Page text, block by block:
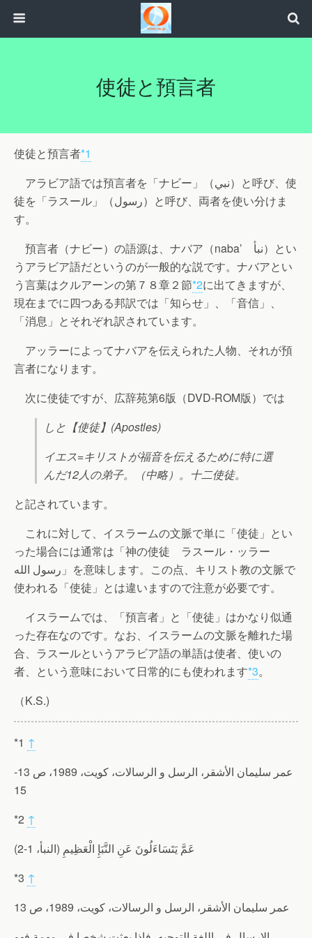
使徒と預言者
使徒と預言者*1
アラビア語では預言者を「ナビー」（نبي）と呼び、使
徒を「ラスール」（رسول）と呼び、両者を使い分けま
す。
預言者（ナビー）の語源は、ナバア（naba’ نبأ）とい
うアラビア語だというのが一般的な説です。ナバアとい
う言葉はクルアーンの第７８章２節*2に出てきますが、
現在までに四つある邦訳では「知らせ」、「音信」、
「消息」とそれぞれ訳されています。
アッラーによってナバアを伝えられた人物、それが預
言者になります。
次に使徒ですが、広辞苑第6版（DVD-ROM版）では
しと【使徒】(Apostles)
イエス=キリストが福音を伝えるために特に選
んだ12人の弟子。（中略）。十二使徒。
と記されています。
これに対して、イスラームの文脈で単に「使徒」とい
った場合には通常は「神の使徒 ラスール・ッラー
رسول الله」を意味します。この点、キリスト教の文脈で
使われる「使徒」とは違いますので注意が必要です。
イスラームでは、「預言者」と「使徒」はかなり似通
った存在なのです。なお、イスラームの文脈を離れた場
合、ラスールというアラビア語の単語は使者、使いの
者、という意味において日常的にも使われます*3。
（K.S.)
*1 ↑
عمر سليمان الأشقر، الرسل و الرسالات، كويت، 1989، ص 13-
15
*2 ↑
عَمَّ يَتَسَاءَلُونَ عَنِ النَّبَإِ الْعَظِيمِ (النبأ، 1-2)
*3 ↑
عمر سليمان الأشقر، الرسل و الرسالات، كويت، 1989، ص 13